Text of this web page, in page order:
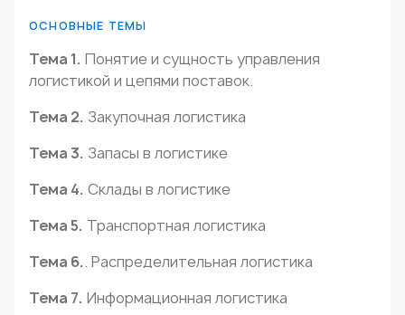
ОСНОВНЫЕ ТЕМЫ
Тема 1. Понятие и сущность управления
логистикой и цепями поставок.
Тема 2. Закупочная логистика
Тема 3. Запасы в логистике
Тема 4. Склады в логистике
Тема 5. Транспортная логистика
Тема 6.. Распределительная логистика
Тема 7. Информационная логистика